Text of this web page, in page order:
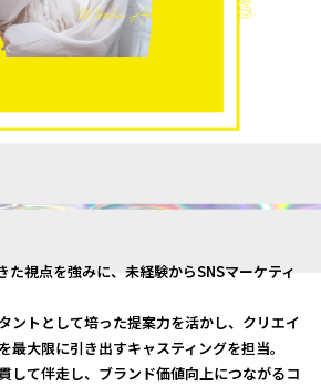
た視点を強みに、未経験からSNSマーケティ
ントとして培った提案力を活かし、クリエイ
最大限に引き出すキャスティングを担当。
して伴走し、ブランド価値向上につながるコ